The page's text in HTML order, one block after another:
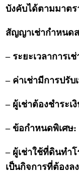
บังคับได้ตามมาตร
สัญญาเช่ากำหนด
– ระยะเวลาการเช่
– ค่าเช่ามีการปรับ
– ผู้เช่าต้องชำระเ
– ข้อกำหนดพิเศษ:
– ผู้เช่าใช้ที่ดินทำ
เป็นกิจการที่ต้อง